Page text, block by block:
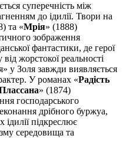
суперечність між
до ідилії. Твори на
та «Мрія» (1888)
зображення
фантастики, де герої
жорстокої реальності
у Золя завжди виявляється
У романах «Радість
» (1874)
господарського
дрібного буржуа,
ідилії підкреслює
середовища та